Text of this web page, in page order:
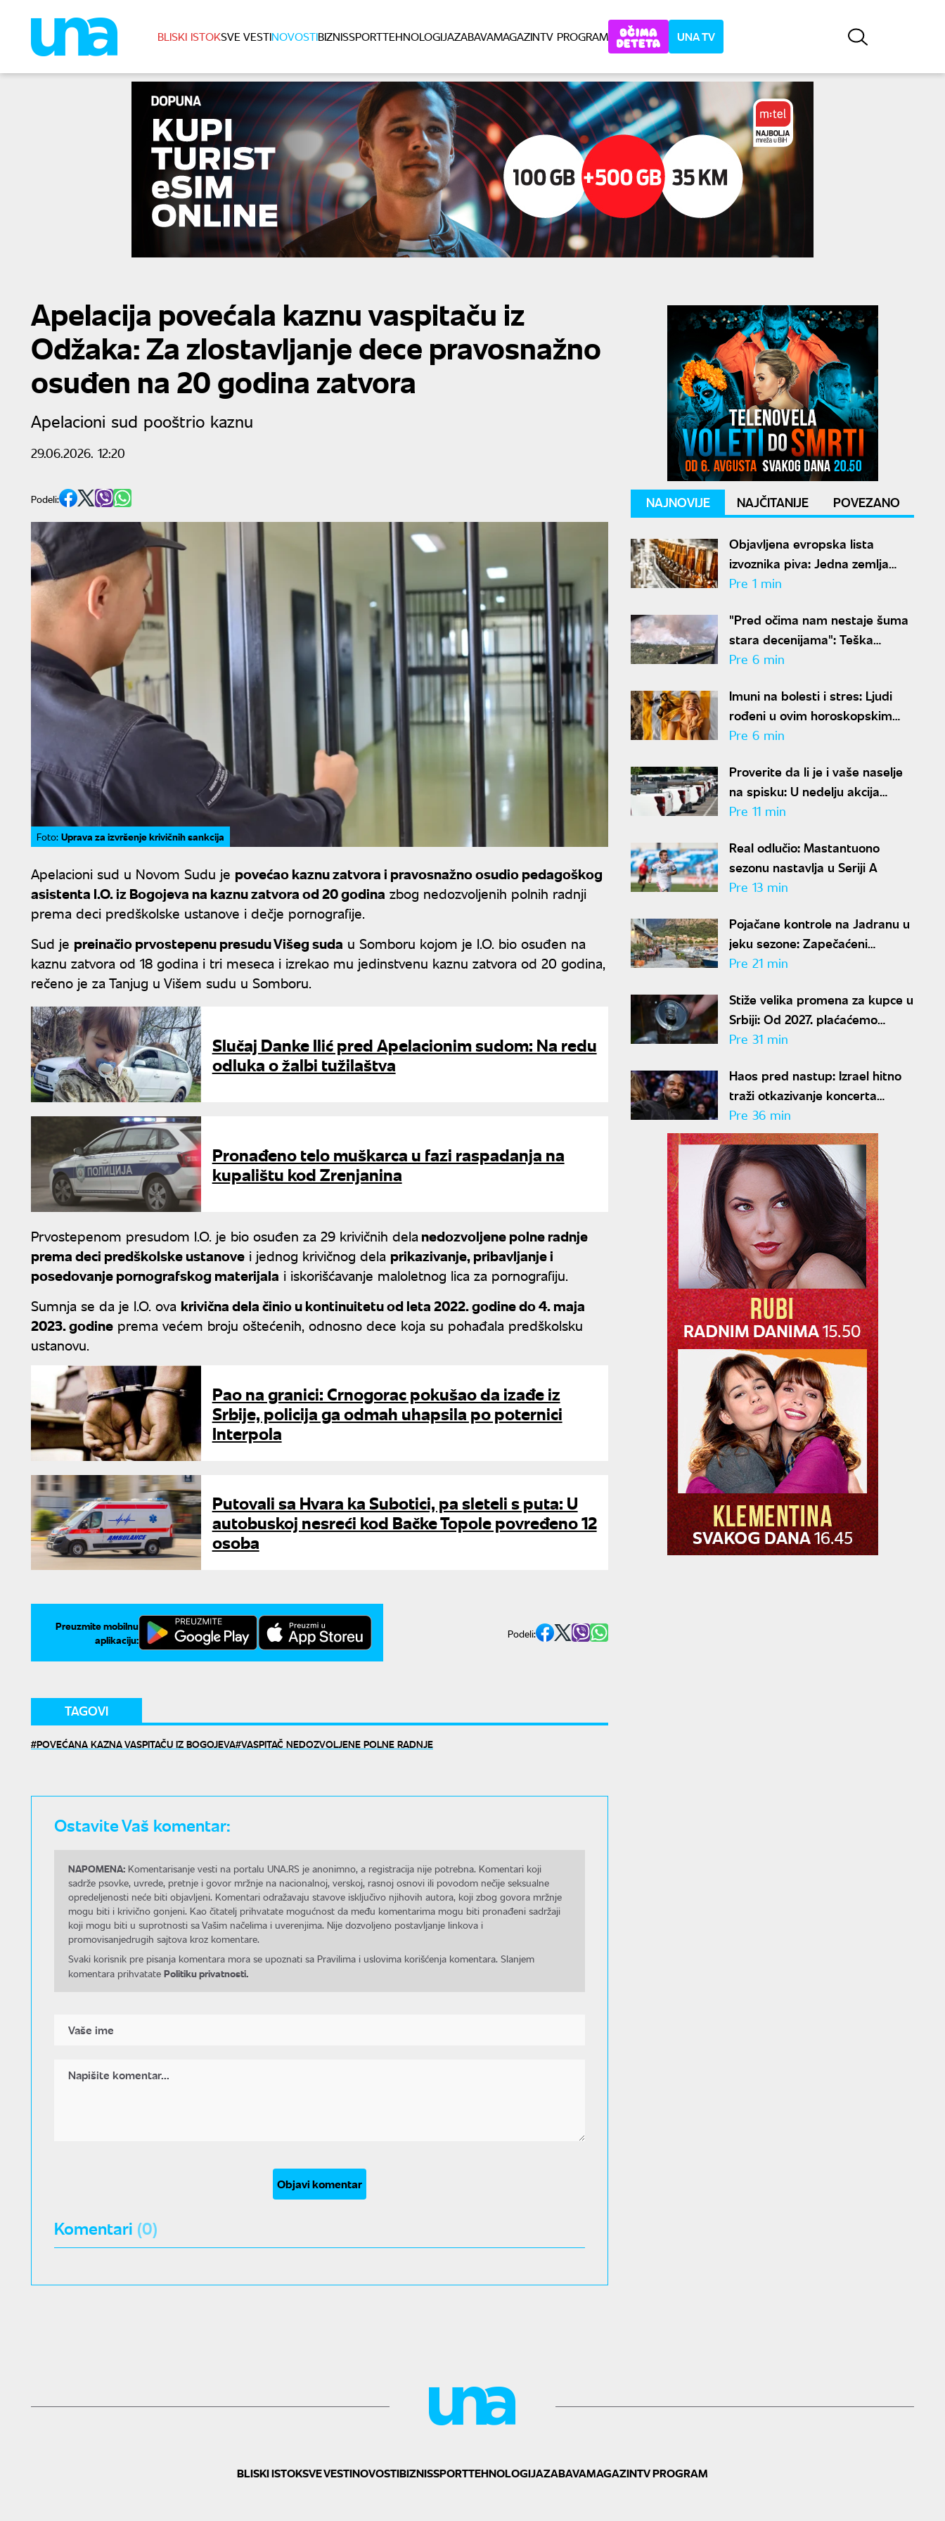
BLISKI ISTOKSVE VESTINOVOSTIBIZNISSPORTTEHNOLOGIJAZABAVAMAGAZINTV PROGRAM UNA TV
Apelacija povećala kaznu vaspitaču iz
Odžaka: Za zlostavljanje dece pravosnažno
osuđen na 20 godina zatvora
Apelacioni sud pooštrio kaznu
29.06.2026. 12:20
Podeli:
Foto: Uprava za izvršenje krivičnih sankcija
Apelacioni sud u Novom Sudu je povećao kaznu zatvora i pravosnažno osudio pedagoškog
asistenta I.O. iz Bogojeva na kaznu zatvora od 20 godina zbog nedozvoljenih polnih radnji
prema deci predškolske ustanove i dečje pornografije.
Sud je preinačio prvostepenu presudu Višeg suda u Somboru kojom je I.O. bio osuđen na
kaznu zatvora od 18 godina i tri meseca i izrekao mu jedinstvenu kaznu zatvora od 20 godina,
rečeno je za Tanjug u Višem sudu u Somboru.
Slučaj Danke Ilić pred Apelacionim sudom: Na redu
odluka o žalbi tužilaštva
Pronađeno telo muškarca u fazi raspadanja na
kupalištu kod Zrenjanina
Prvostepenom presudom I.O. je bio osuđen za 29 krivičnih dela nedozvoljene polne radnje
prema deci predškolske ustanove i jednog krivičnog dela prikazivanje, pribavljanje i
posedovanje pornografskog materijala i iskorišćavanje maloletnog lica za pornografiju.
Sumnja se da je I.O. ova krivična dela činio u kontinuitetu od leta 2022. godine do 4. maja
2023. godine prema većem broju oštećenih, odnosno dece koja su pohađala predškolsku
ustanovu.
Pao na granici: Crnogorac pokušao da izađe iz
Srbije, policija ga odmah uhapsila po poternici
Interpola
Putovali sa Hvara ka Subotici, pa sleteli s puta: U
autobuskoj nesreći kod Bačke Topole povređeno 12
osoba
Preuzmite mobilnu
aplikaciju:
Podeli:
TAGOVI
POVEĆANA KAZNA VASPITAČU IZ BOGOJEVA VASPITAČ NEDOZVOLJENE POLNE RADNJE
Ostavite Vaš komentar:
NAPOMENA: Komentarisanje vesti na portalu UNA.RS je anonimno, a registracija nije potrebna. Komentari koji
sadrže psovke, uvrede, pretnje i govor mržnje na nacionalnoj, verskoj, rasnoj osnovi ili povodom nečije seksualne
opredeljenosti neće biti objavljeni. Komentari odražavaju stavove isključivo njihovih autora, koji zbog govora mržnje
mogu biti i krivično gonjeni. Kao čitatelj prihvatate mogućnost da među komentarima mogu biti pronađeni sadržaji
koji mogu biti u suprotnosti sa Vašim načelima i uverenjima. Nije dozvoljeno postavljanje linkova i
promovisanjedrugih sajtova kroz komentare.
Svaki korisnik pre pisanja komentara mora se upoznati sa Pravilima i uslovima korišćenja komentara. Slanjem
komentara prihvatate Politiku privatnosti.
Objavi komentar
Komentari (0)
NAJNOVIJE NAJČITANIJE POVEZANO
Objavljena evropska lista
izvoznika piva: Jedna zemlja
ubedljivo prednjači
Pre 1 min
"Pred očima nam nestaje šuma
stara decenijama": Teška
situacija sa požarima širom
Pre 6 min
Imuni na bolesti i stres: Ljudi
rođeni u ovim horoskopskim
znakovima imaju čelično
potpuno izdvaja
Pre 6 min
Proverite da li je i vaše naselje
na spisku: U nedelju akcija
suzbijanja komaraca u
Pre 11 min
Real odlučio: Mastantuono
sezonu nastavlja u Seriji A
Pre 13 min
Pojačane kontrole na Jadranu u
jeku sezone: Zapečaćeni
apartmani, oduzeta velika suma
Pre 21 min
Stiže velika promena za kupce u
Srbiji: Od 2027. plaćaćemo
kauciju za flaše i limenke, evo
Pre 31 min
Haos pred nastup: Izrael hitno
traži otkazivanje koncerta
Kanjea Vesta
Pre 36 min
BLISKI ISTOKSVE VESTINOVOSTIBIZNISSPORTTEHNOLOGIJAZABAVAMAGAZINTV PROGRAM